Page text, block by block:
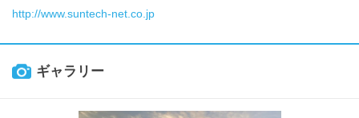
http://www.suntech-net.co.jp
ギャラリー